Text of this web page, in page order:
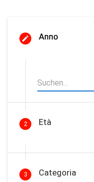
Anno
2 Età
3 Categoria